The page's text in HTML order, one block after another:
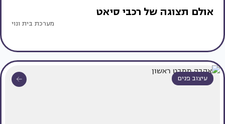
אולם תצוגה של רכבי סיאט
מערכת בית ונוי
עיצוב פנים